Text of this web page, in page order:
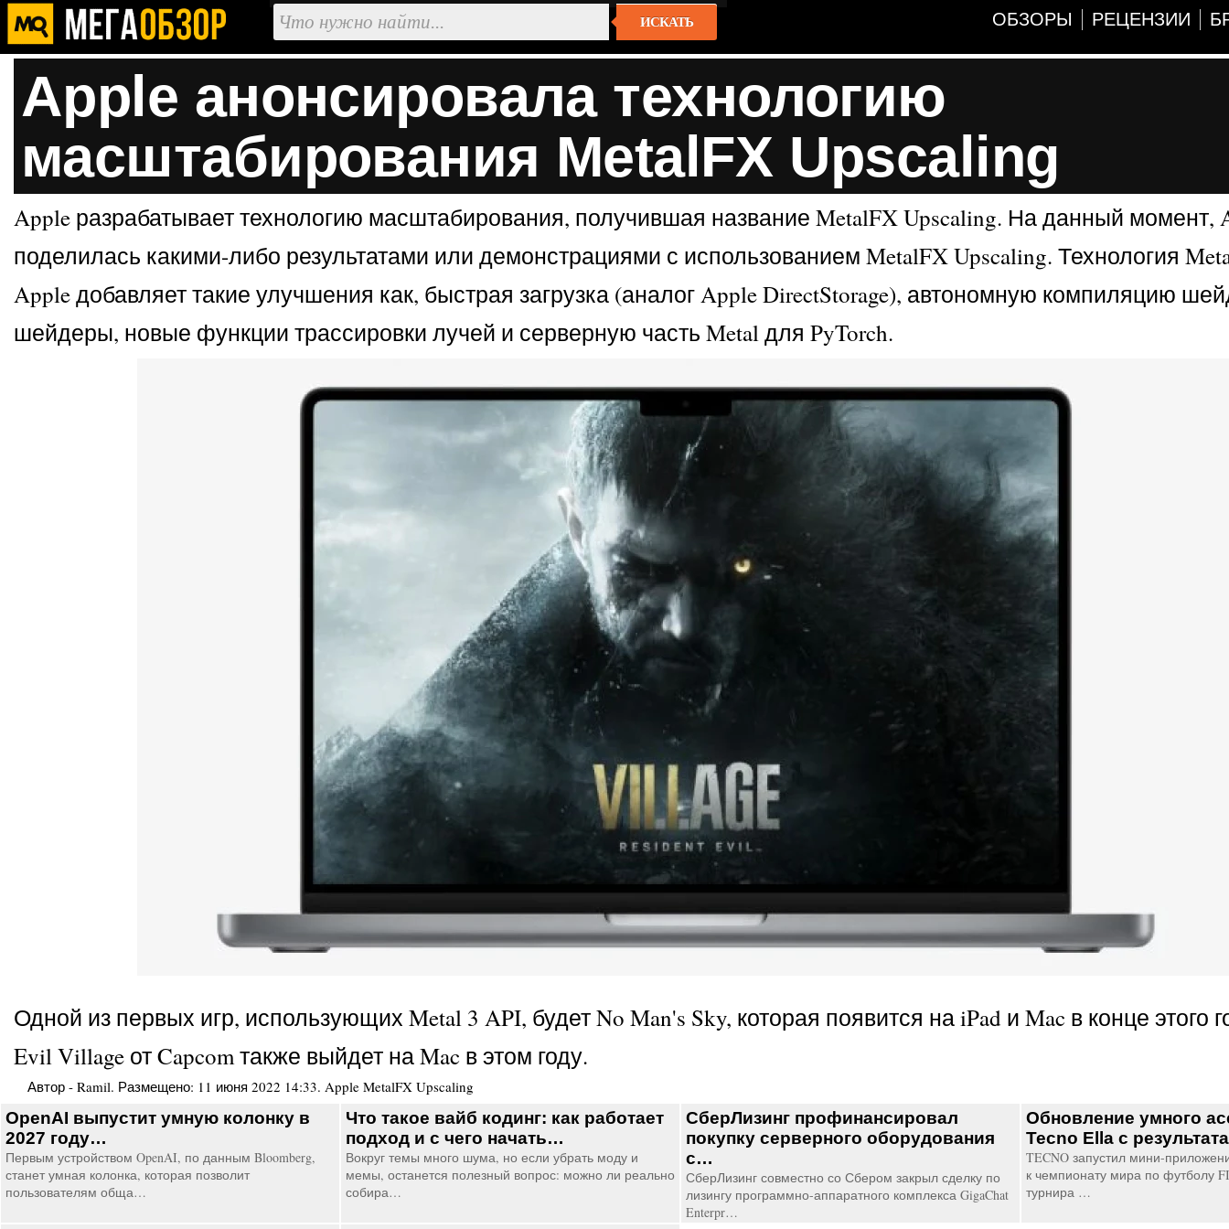
ИСКАТЬ ОБЗОРЫ РЕЦЕНЗИИ
Apple анонсировала технологию
масштабирования MetalFX Upscaling
Apple разрабатывает технологию масштабирования, получившая название MetalFX Upscaling. На данный момент,
поделилась какими-либо результатами или демонстрациями с использованием MetalFX Upscaling. Технология
Apple добавляет такие улучшения как, быстрая загрузка (аналог Apple DirectStorage), автономную компиляцию
шейдеры, новые функции трассировки лучей и серверную часть Metal для PyTorch.
Одной из первых игр, использующих Metal 3 API, будет No Man's Sky, которая появится на iPad и Mac в конце этого
Evil Village от Capcom также выйдет на Mac в этом году.
Автор - Ramil. Размещено: 11 июня 2022 14:33. Apple MetalFX Upscaling
OpenAI выпустит умную колонку в
2027 году…
Первым устройством OpenAI, по данным Bloomberg,
станет умная колонка, которая позволит
пользователям обща…
Что такое вайб кодинг: как работает
подход и с чего начать…
Вокруг темы много шума, но если убрать моду и
мемы, останется полезный вопрос: можно ли реально
собира…
СберЛизинг профинансировал
покупку серверного оборудования
с…
СберЛизинг совместно со Сбером закрыл сделку по
лизингу программно-аппаратного комплекса GigaChat
Enterpr…
Обновление умного
Tecno Ella с
TECNO запустил мини-
к чемпионату мира по футболу
турнира …